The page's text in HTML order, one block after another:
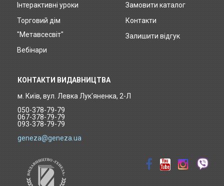
КОНТАКТИ ВИДАВНИЦТВА
м. Київ, вул. Левка Лук'яненка, 2-Л
050-378-79-79
067-378-79-79
093-378-79-79
geneza@geneza.ua
Footer
menu
Інтерактивні уроки
Торговий дім
"Метавсесвіт"
Вебінари
Замовити каталог
Контакти
Залишити відгук